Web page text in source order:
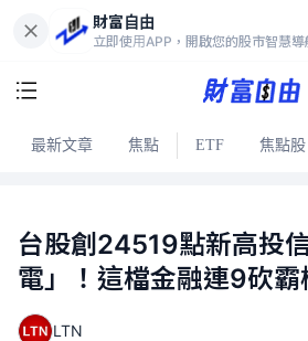
財富自由
立即使用APP，開啟您的股市智慧導
最新文章 焦點 ETF 焦點股
台股創24519點新高投
電」！這檔金融連9砍霸
LTN